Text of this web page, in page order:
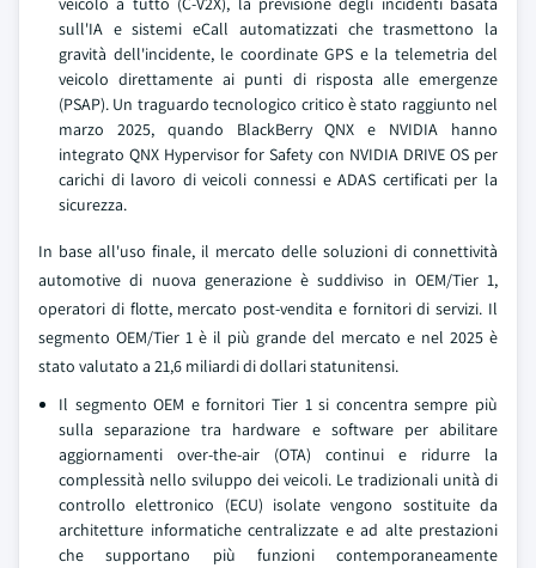
sull'IA e sistemi eCall automatizzati che trasmettono la
gravità dell'incidente, le coordinate GPS e la telemetria del
veicolo direttamente ai punti di risposta alle emergenze
(PSAP). Un traguardo tecnologico critico è stato raggiunto nel
marzo 2025, quando BlackBerry QNX e NVIDIA hanno
integrato QNX Hypervisor for Safety con NVIDIA DRIVE OS per
carichi di lavoro di veicoli connessi e ADAS certificati per la
sicurezza.
In base all'uso finale, il mercato delle soluzioni di connettività
automotive di nuova generazione è suddiviso in OEM/Tier 1,
operatori di flotte, mercato post-vendita e fornitori di servizi. Il
segmento OEM/Tier 1 è il più grande del mercato e nel 2025 è
stato valutato a 21,6 miliardi di dollari statunitensi.
Il segmento OEM e fornitori Tier 1 si concentra sempre più
sulla separazione tra hardware e software per abilitare
aggiornamenti over-the-air (OTA) continui e ridurre la
complessità nello sviluppo dei veicoli. Le tradizionali unità di
controllo elettronico (ECU) isolate vengono sostituite da
architetture informatiche centralizzate e ad alte prestazioni
che supportano più funzioni contemporaneamente